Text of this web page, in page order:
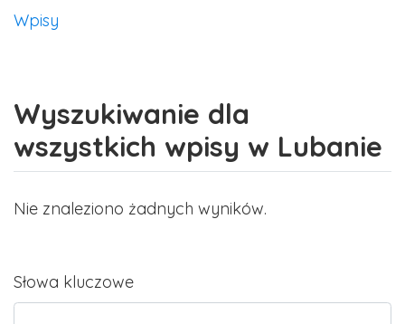
Słowa kluczowe
Wpisy
Wyszukiwanie dla
wszystkich wpisy w Lubanie
Nie znaleziono żadnych wyników.